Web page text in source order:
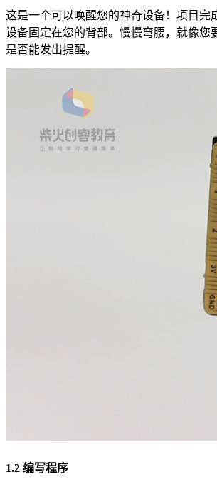
这是一个可以唤醒您的神奇设备！项目完
设备固定在您的背部。慢慢弯腰，就像您
是否能发出提醒。
1.2 编写程序